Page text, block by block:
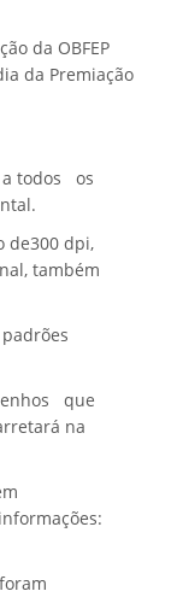
da OBFEP
da Premiação
a todos os
de300 dpi,
também
que
na